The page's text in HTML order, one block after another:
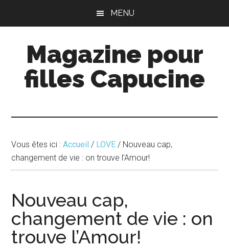
principal
principale
MENU
Magazine pour
filles Capucine
Vous êtes ici :Accueil / LOVE / Nouveau cap,
changement de vie : on trouve l’Amour!
Nouveau cap,
changement de vie : on
trouve l’Amour!